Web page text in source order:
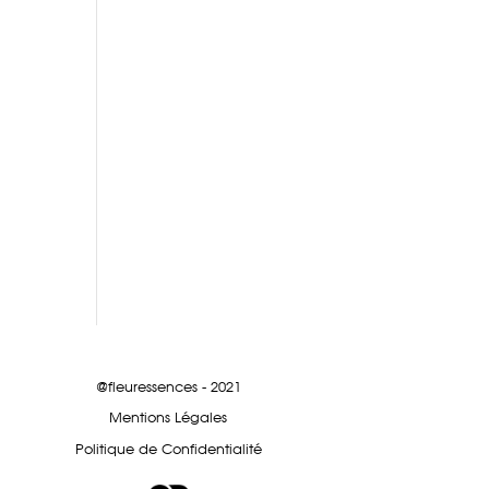
@fleuressences - 2021
Mentions Légales
Politique de Confidentialité